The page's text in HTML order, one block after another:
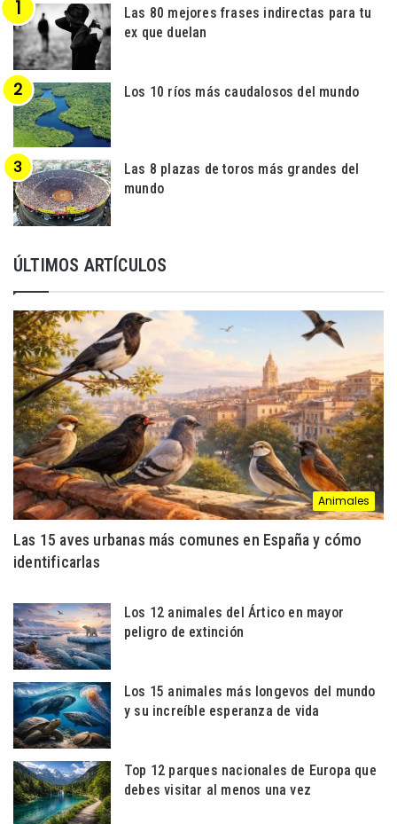
Las 80 mejores frases indirectas para tu
ex que duelan
Los 10 ríos más caudalosos del mundo
Las 8 plazas de toros más grandes del
mundo
ÚLTIMOS ARTÍCULOS
Animales
Las 15 aves urbanas más comunes en España y cómo
identificarlas
Los 12 animales del Ártico en mayor
peligro de extinción
Los 15 animales más longevos del mundo
y su increíble esperanza de vida
Top 12 parques nacionales de Europa que
debes visitar al menos una vez